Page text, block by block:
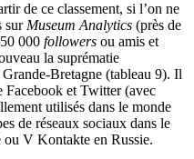
de ce classement, si l’on ne
sur Museum Analytics (près de
000 followers ou amis et
la suprématie
Bretagne (tableau 9). Il
Facebook et Twitter (avec
utilisés dans le monde
de réseaux sociaux dans le
V Kontakte en Russie.